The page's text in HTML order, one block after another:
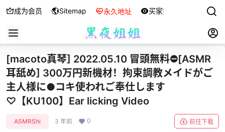
成为会员 Sitemap 永久地址 买家秀
[macoto真琴] 2022.05.10 冒頭無料⛔[ASMR
耳舐め] 300万円新機材！拘束調教メイドがご
主人様に●コキ使われご奉仕します
♡【KU100】Ear licking Video
ASMRShi 3 年前 0 前往下载